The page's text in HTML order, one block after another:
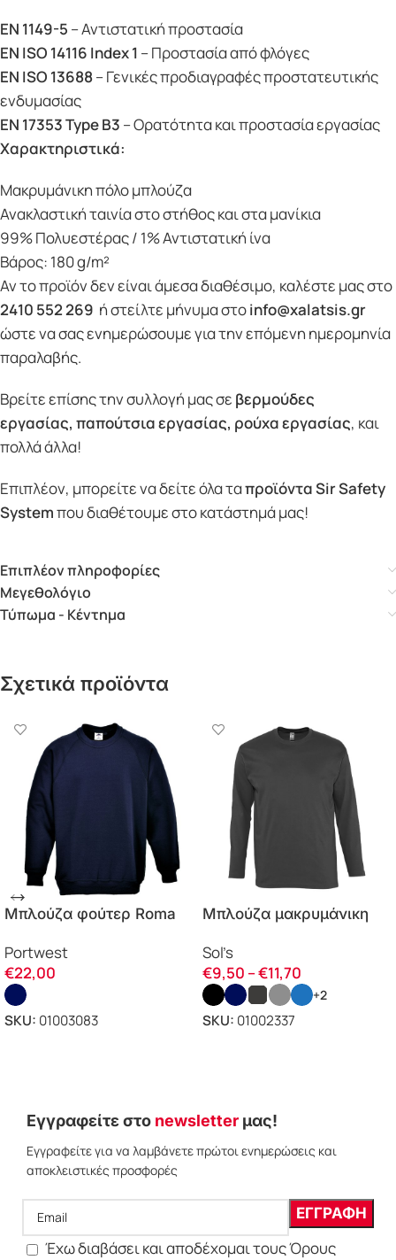
EN 1149-5 – Αντιστατική προστασία
EN ISO 14116 Index 1 – Προστασία από φλόγες
EN ISO 13688– Γενικές προδιαγραφές προστατευτικής
ενδυμασίας
EN 17353 Type B3 – Ορατότητα και προστασία εργασίας
Χαρακτηριστικά:
Μακρυμάνικη πόλο μπλούζα
Ανακλαστική ταινία στο στήθος και στα μανίκια
99% Πολυεστέρας / 1% Αντιστατική ίνα
Βάρος: 180 g/m²
Αν το προϊόν δεν είναι άμεσα διαθέσιμο, καλέστε μας στο
2410 552 269 ή στείλτε μήνυμα στοinfo@xalatsis.gr
ώστε να σας ενημερώσουμε για την επόμενη ημερομηνία
παραλαβής.
Βρείτε επίσης την συλλογή μας σε βερμούδες
εργασίας, παπούτσια εργασίας, ρούχα εργασίας, και
πολλά άλλα!
Επιπλέον, μπορείτε να δείτε όλα ταπροϊόντα Sir Safety
Systemπου διαθέτουμε στο κατάστημά μας!
Επιπλέον πληροφορίες
Μεγεθολόγιο
Τύπωμα - Κέντημα
Σχετικά προϊόντα
Μπλούζα φούτερ Roma
Portwest
€22,00
SKU: 01003083
Μπλούζα μακρυμάνικη
Sol’s
€9,50 –€11,70
+2
SKU: 01002337
Εγγραφείτε στο newsletter μας!
Εγγραφείτε για να λαμβάνετε πρώτοι ενημερώσεις και
αποκλειστικές προσφορές
Έχω διαβάσει και αποδέχομαι τους Όρους